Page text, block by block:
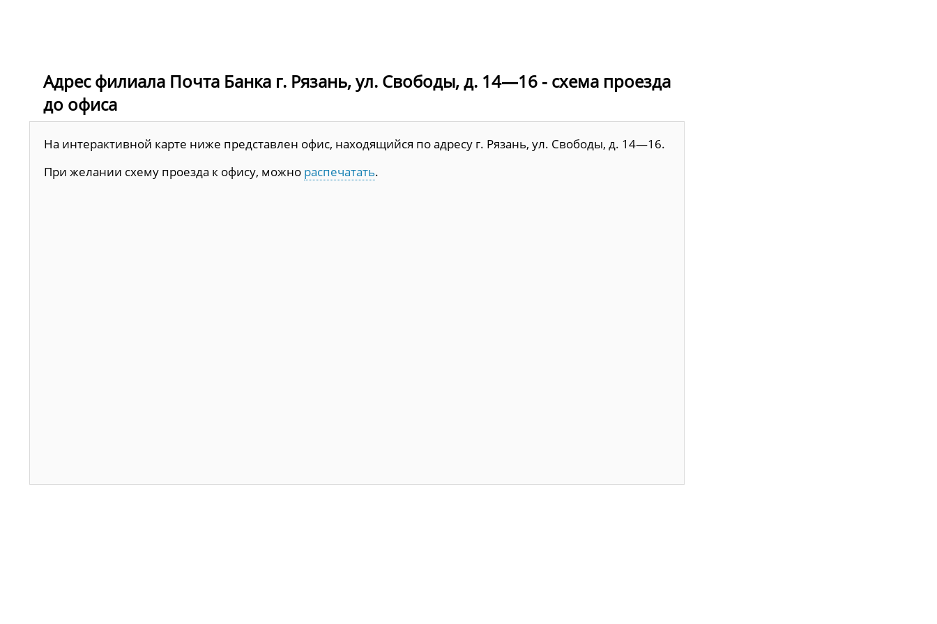
Адрес филиала Почта Банка г. Рязань, ул. Свободы, д. 14—16 - схема проезда
до офиса
На интерактивной карте ниже представлен офис, находящийся по адресу г. Рязань, ул. Свободы, д. 14—16.
При желании схему проезда к офису, можно распечатать.